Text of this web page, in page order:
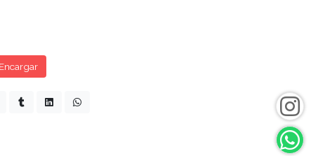
Encargar